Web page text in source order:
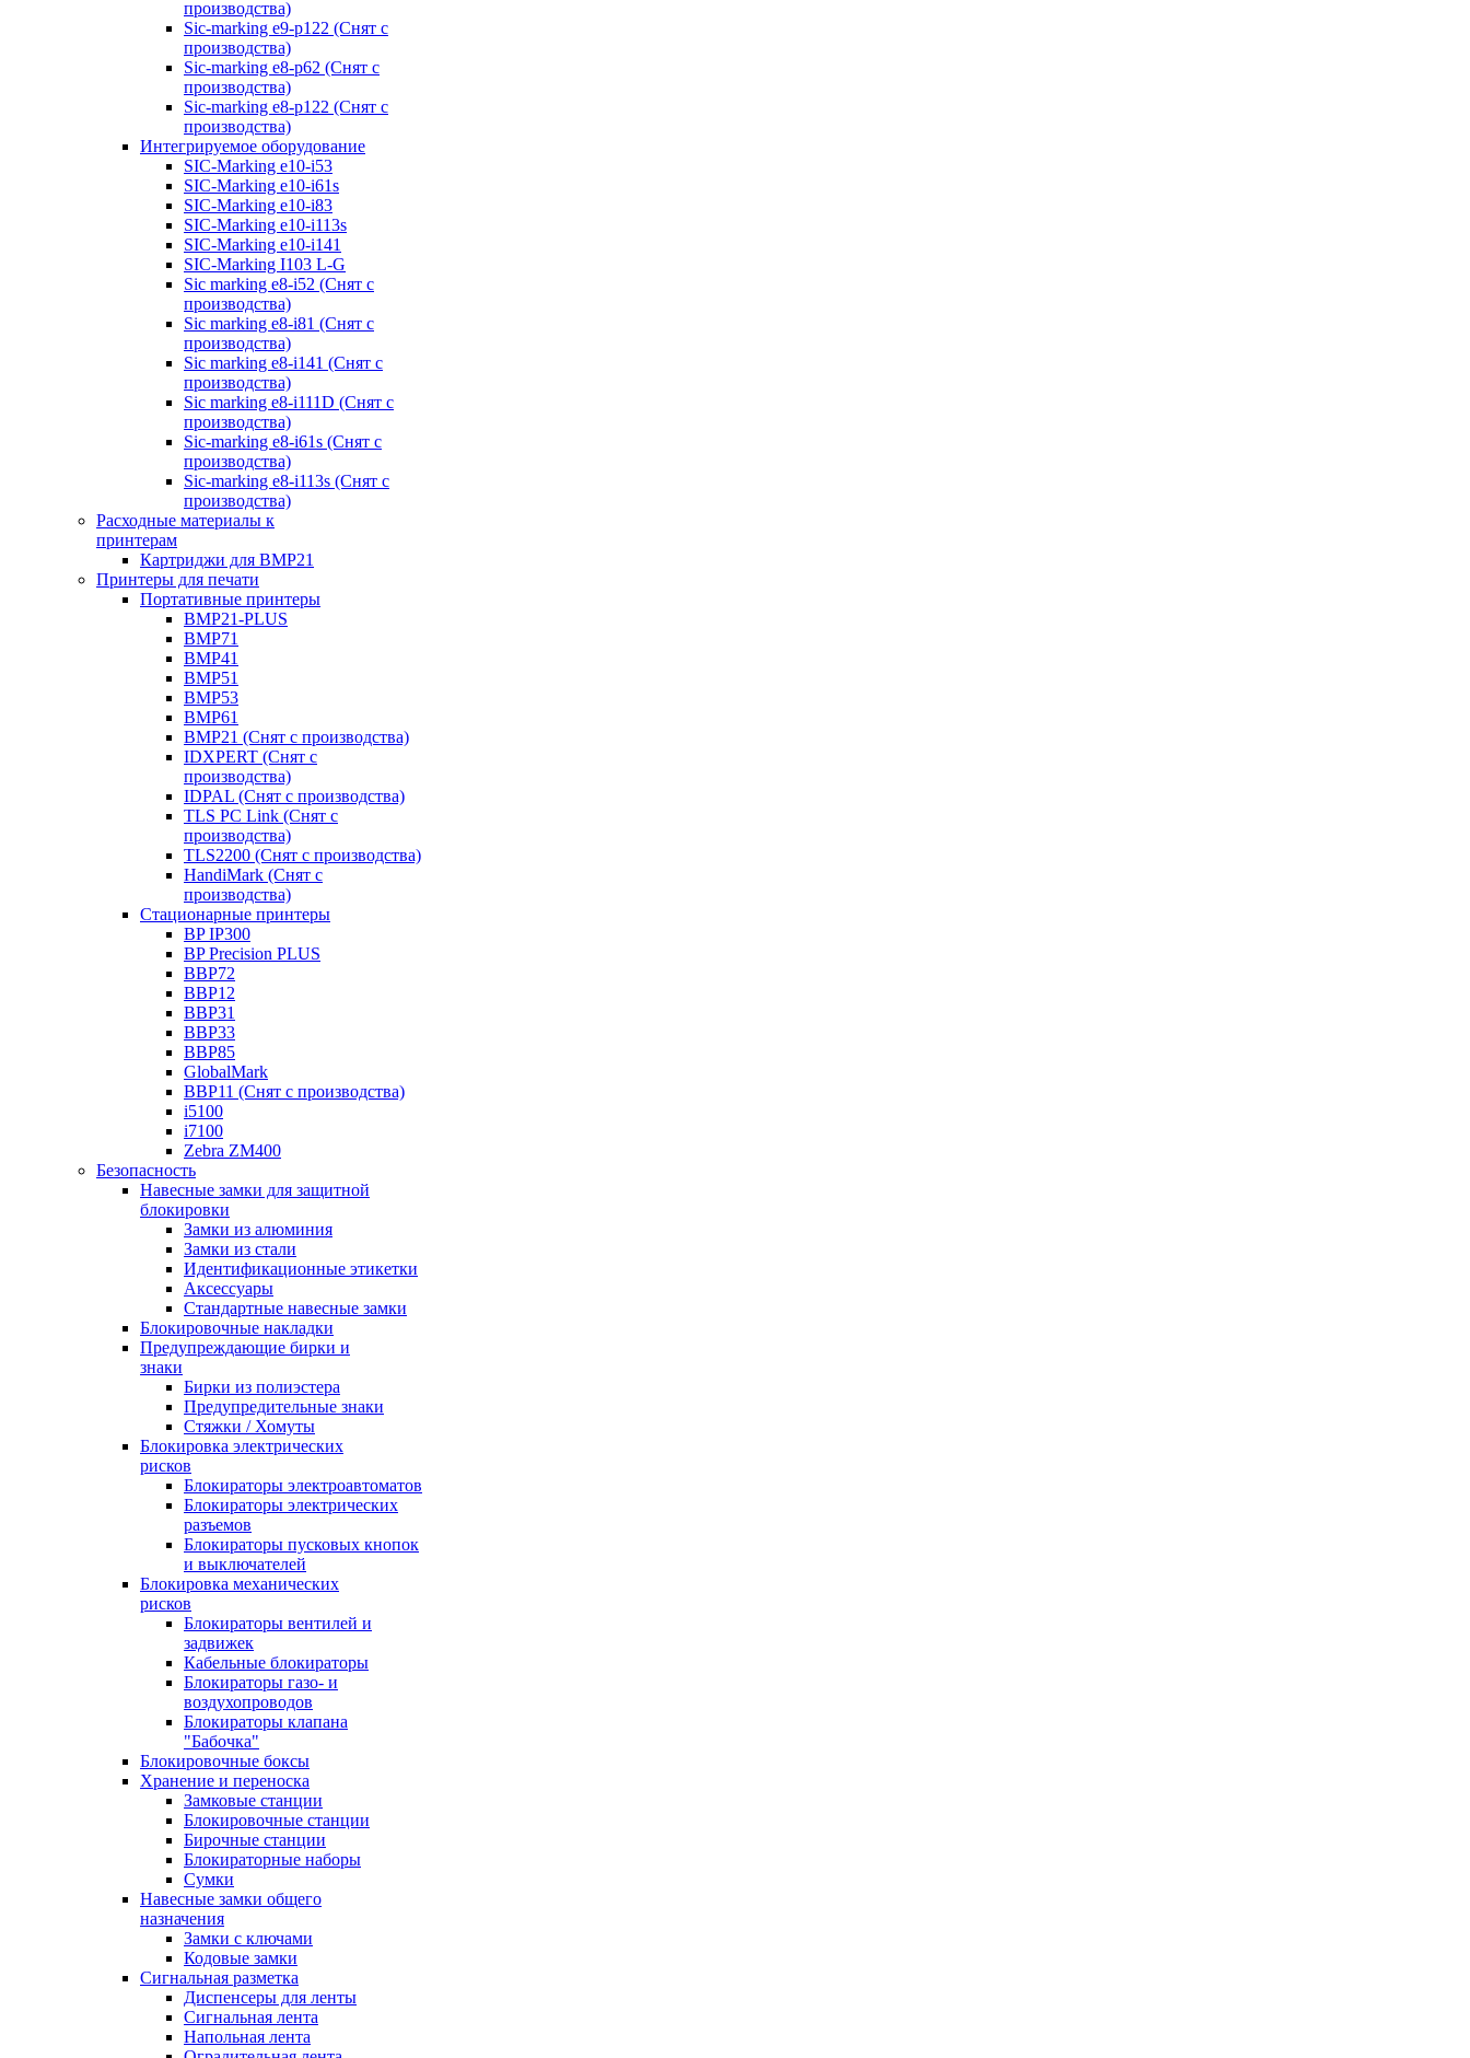
производства)
Sic-marking e9-p122 (Снят с
производства)
Sic-marking e8-p62 (Снят с
производства)
Sic-marking e8-p122 (Снят с
производства)
Интегрируемое оборудование
SIC-Marking e10-i53
SIC-Marking e10-i61s
SIC-Marking e10-i83
SIC-Marking e10-i113s
SIC-Marking e10-i141
SIC-Marking I103 L-G
Sic marking e8-i52 (Снят с
производства)
Sic marking e8-i81 (Снят с
производства)
Sic marking e8-i141 (Снят с
производства)
Sic marking e8-i111D (Снят с
производства)
Sic-marking e8-i61s (Снят с
производства)
Sic-marking e8-i113s (Снят с
производства)
Расходные материалы к
принтерам
Картриджи для BMP21
Принтеры для печати
Портативные принтеры
BMP21-PLUS
BMP71
BMP41
BMP51
BMP53
BMP61
BMP21 (Снят с производства)
IDXPERT (Снят с
производства)
IDPAL (Снят с производства)
TLS PC Link (Снят с
производства)
TLS2200 (Снят с производства)
HandiMark (Снят с
производства)
Стационарные принтеры
BP IP300
BP Precision PLUS
BBP72
BBP12
BBP31
BBP33
BBP85
GlobalMark
BBP11 (Снят с производства)
i5100
i7100
Zebra ZM400
Безопасность
Навесные замки для защитной
блокировки
Замки из алюминия
Замки из стали
Идентификационные этикетки
Аксессуары
Стандартные навесные замки
Блокировочные накладки
Предупреждающие бирки и
знаки
Бирки из полиэстера
Предупредительные знаки
Стяжки / Хомуты
Блокировка электрических
рисков
Блокираторы электроавтоматов
Блокираторы электрических
разъемов
Блокираторы пусковых кнопок
и выключателей
Блокировка механических
рисков
Блокираторы вентилей и
задвижек
Кабельные блокираторы
Блокираторы газо- и
воздухопроводов
Блокираторы клапана
"Бабочка"
Блокировочные боксы
Хранение и переноска
Замковые станции
Блокировочные станции
Бирочные станции
Блокираторные наборы
Сумки
Навесные замки общего
назначения
Замки с ключами
Кодовые замки
Сигнальная разметка
Диспенсеры для ленты
Сигнальная лента
Напольная лента